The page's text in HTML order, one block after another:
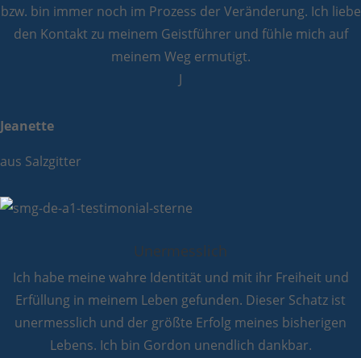
bzw. bin immer noch im Prozess der Veränderung. Ich liebe
den Kontakt zu meinem Geistführer und fühle mich auf
meinem Weg ermutigt.
J
Jeanette
aus Salzgitter
Unermesslich
Ich habe meine wahre Identität und mit ihr Freiheit und
Erfüllung in meinem Leben gefunden. Dieser Schatz ist
unermesslich und der größte Erfolg meines bisherigen
Lebens. Ich bin Gordon unendlich dankbar.